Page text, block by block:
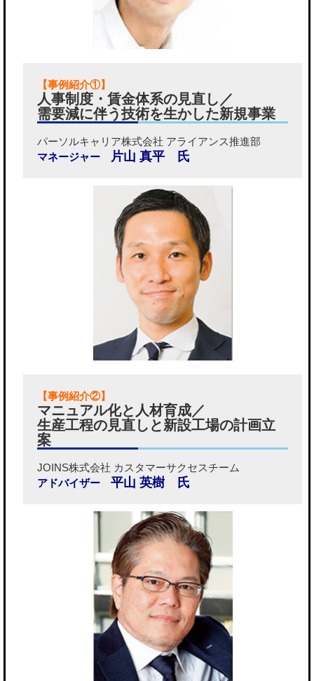
【事例紹介①】
人事制度・賃金体系の見直し／
需要減に伴う技術を生かした新規事業
パーソルキャリア株式会社 アライアンス推進部
マネージャー
片山 真平 氏
【事例紹介②】
マニュアル化と人材育成／
生産工程の見直しと新設工場の計画立
案
JOINS株式会社 カスタマーサクセスチーム
アドバイザー平山 英樹 氏